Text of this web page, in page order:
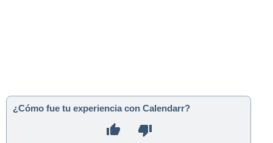
¿Cómo fue tu experiencia con Calendarr?